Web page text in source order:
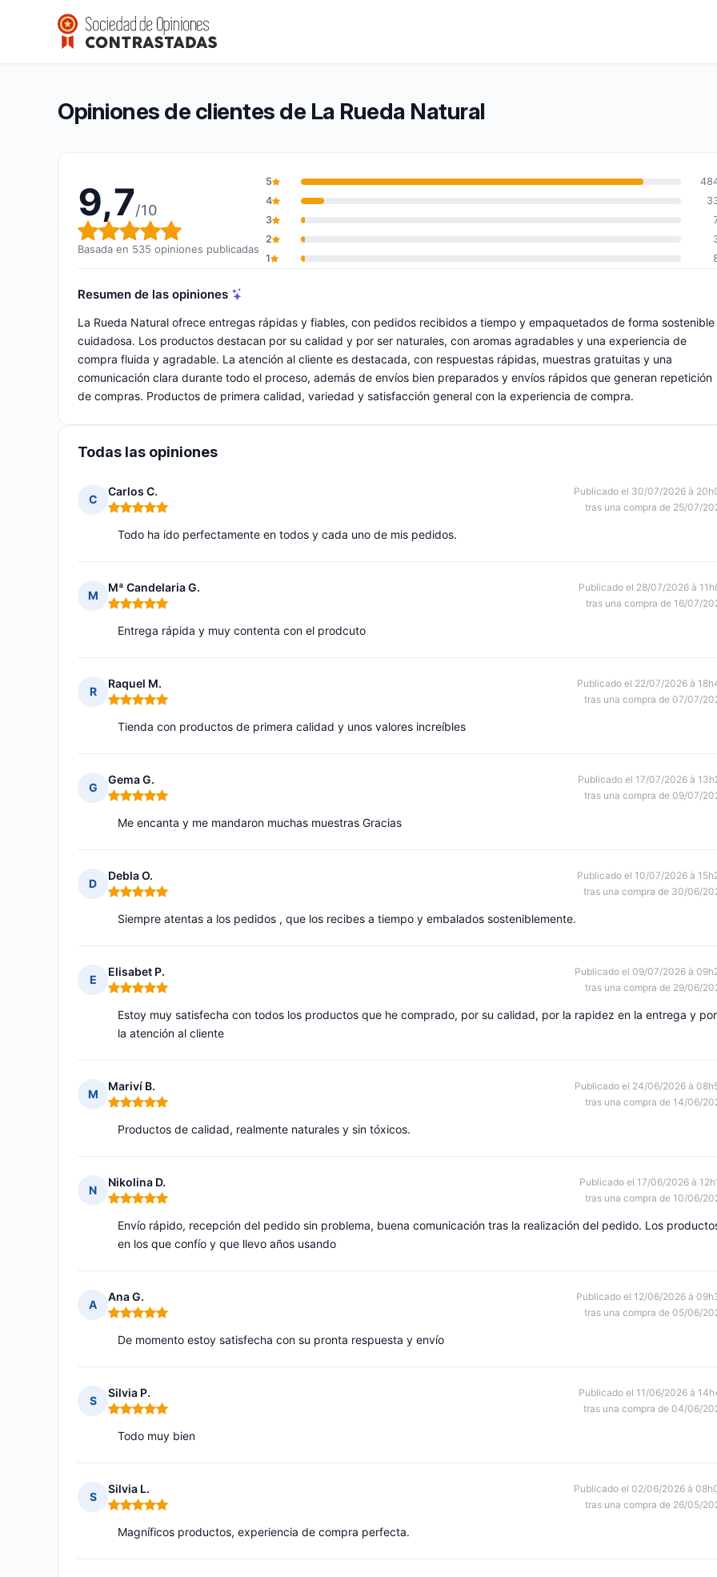
La Rueda Natural
Calificación global: 9,7 de 10
9,7/10(535 opiniones)
Opiniones de clientes de La Rueda Natural
9,7/10
Calificación global: 9,7 de 10
Basada en 535 opiniones publicadas
5
4
3
2
1
Resumen de las opiniones
La Rueda Natural ofrece entregas rápidas y fiables, con pedidos recibidos a tiempo y empaquetados de forma sostenible
cuidadosa. Los productos destacan por su calidad y por ser naturales, con aromas agradables y una experiencia de
compra fluida y agradable. La atención al cliente es destacada, con respuestas rápidas, muestras gratuitas y una
comunicación clara durante todo el proceso, además de envíos bien preparados y envíos rápidos que generan repetición
de compras. Productos de primera calidad, variedad y satisfacción general con la experiencia de compra.
Todas las opiniones
C
Carlos C.
Nota: 5 de 5
Publicado el 30/07/2026 à
tras una compra de 25/07/
Todo ha ido perfectamente en todos y cada uno de mis pedidos.
M
Mª Candelaria G.
Nota: 5 de 5
Publicado el 28/07/2026 à
tras una compra de 16/07/
Entrega rápida y muy contenta con el prodcuto
R
Raquel M.
Nota: 5 de 5
Publicado el 22/07/2026 à
tras una compra de 07/07/
Tienda con productos de primera calidad y unos valores increíbles
G
Gema G.
Nota: 5 de 5
Publicado el 17/07/2026 à
tras una compra de 09/07/
Me encanta y me mandaron muchas muestras Gracias
D
Debla O.
Nota: 5 de 5
Publicado el 10/07/2026 à
tras una compra de 30/06/
Siempre atentas a los pedidos , que los recibes a tiempo y embalados sosteniblemente.
E
Elisabet P.
Nota: 5 de 5
Publicado el 09/07/2026 à
tras una compra de 29/06/
Estoy muy satisfecha con todos los productos que he comprado, por su calidad, por la rapidez en la entrega y por
la atención al cliente
M
Mariví B.
Nota: 5 de 5
Publicado el 24/06/2026 à
tras una compra de 14/06/
Productos de calidad, realmente naturales y sin tóxicos.
N
Nikolina D.
Nota: 5 de 5
Publicado el 17/06/2026 à
tras una compra de 10/06/
Envío rápido, recepción del pedido sin problema, buena comunicación tras la realización del pedido. Los
en los que confío y que llevo años usando
A
Ana G.
Nota: 5 de 5
Publicado el 12/06/2026 à
tras una compra de 05/06/
De momento estoy satisfecha con su pronta respuesta y envío
S
Silvia P.
Nota: 5 de 5
Publicado el 11/06/2026 à
tras una compra de 04/06/
Todo muy bien
S
Silvia L.
Nota: 5 de 5
Publicado el 02/06/2026 à
tras una compra de 26/05/
Magníficos productos, experiencia de compra perfecta.